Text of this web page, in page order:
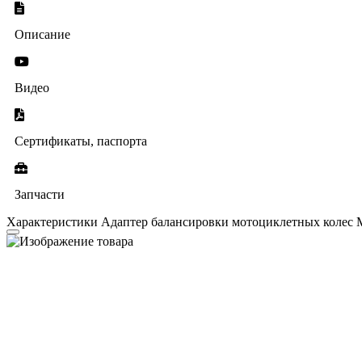
Описание
Видео
Сертификаты, паспорта
Запчасти
Характеристики Адаптер балансировки мотоциклетных колес